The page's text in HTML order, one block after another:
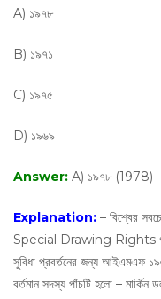
A) ১৯৭৮
B) ১৯৭১
C) ১৯৭৫
D) ১৯৬৯
Answer: A) ১৯৭৮ (1978)
Explanation: – বিশ্বের
Special Drawing Rights
সুবিধা প্রবর্তনের জন্য আইএমএফ
বর্তমান সদস্য পাঁচটি হলো – মার্কিন